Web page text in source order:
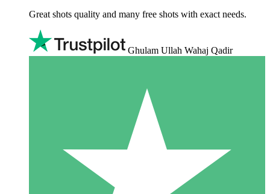
Great shots quality and many free shots with exact needs.
Ghulam Ullah Wahaj Qadir